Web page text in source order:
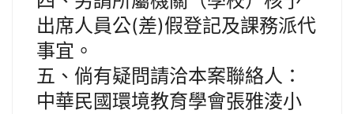
出席人員公(差)假登記及課務派代
事宜。
五、倘有疑問請洽本案聯絡人：
中華民國環境教育學會張雅淩小